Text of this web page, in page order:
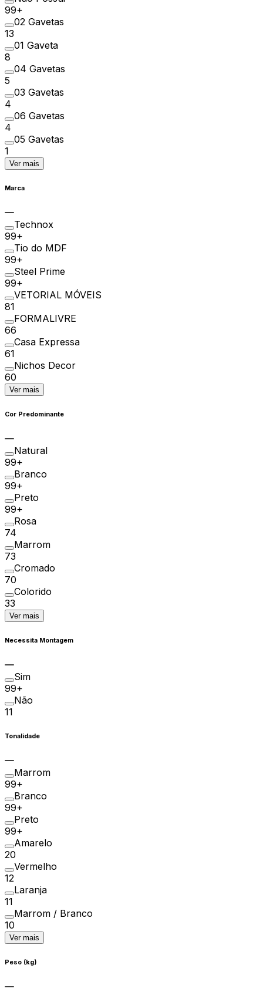
99+
02 Gavetas
13
01 Gaveta
8
04 Gavetas
5
03 Gavetas
4
06 Gavetas
4
05 Gavetas
1
Ver mais
Marca
Technox
99+
Tio do MDF
99+
Steel Prime
99+
VETORIAL MÓVEIS
81
FORMALIVRE
66
Casa Expressa
61
Nichos Decor
60
Ver mais
Cor Predominante
Natural
99+
Branco
99+
Preto
99+
Rosa
74
Marrom
73
Cromado
70
Colorido
33
Ver mais
Necessita Montagem
Sim
99+
Não
11
Tonalidade
Marrom
99+
Branco
99+
Preto
99+
Amarelo
20
Vermelho
12
Laranja
11
Marrom / Branco
10
Ver mais
Peso (kg)